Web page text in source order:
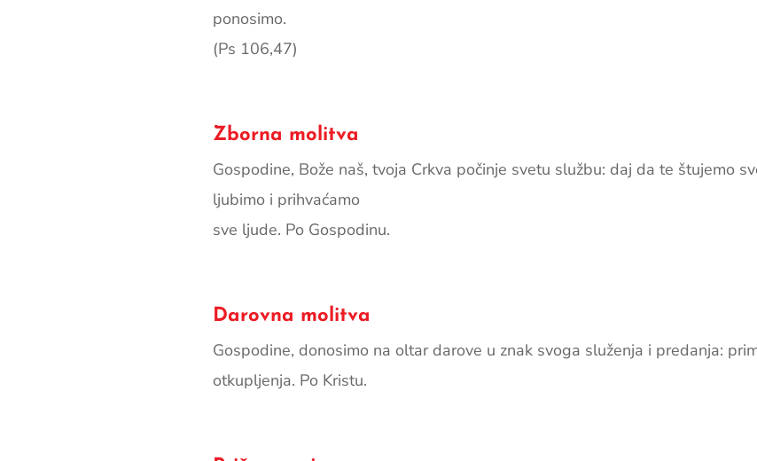
ponosimo.
(Ps 106,47)
Zborna molitva
Gospodine, Bože naš, tvoja Crkva počinje svetu službu: daj da te štujemo
ljubimo i prihvaćamo
sve ljude. Po Gospodinu.
Darovna molitva
Gospodine, donosimo na oltar darove u znak svoga služenja i predanja:
otkupljenja. Po Kristu.